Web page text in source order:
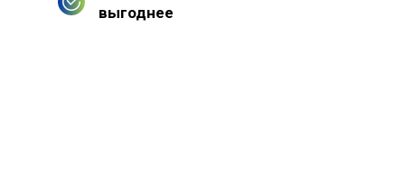
выгоднее